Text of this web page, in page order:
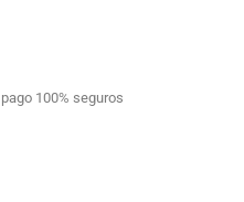
100% seguros